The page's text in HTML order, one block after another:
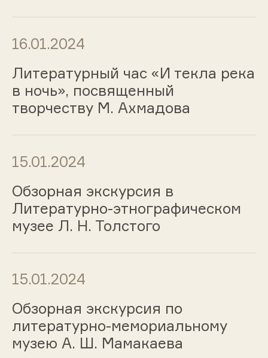
16.01.2024
Литературный час «И текла река
в ночь», посвященный
творчеству М. Ахмадова
15.01.2024
Обзорная экскурсия в
Литературно-этнографическом
музее Л. Н. Толстого
15.01.2024
Обзорная экскурсия по
литературно-мемориальному
музею А. Ш. Мамакаева